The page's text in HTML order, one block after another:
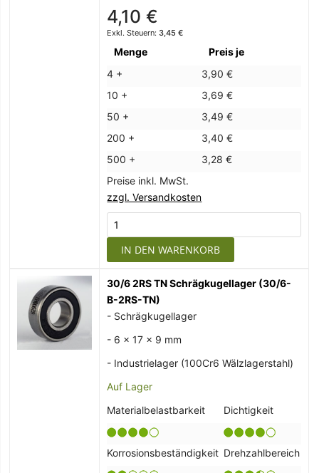
4,10 €
3,45 €
Menge
Preis je
4 +
3,90 €
10 +
3,69 €
50 +
3,49 €
200 +
3,40 €
500 +
3,28 €
Preise inkl. MwSt.
zzgl. Versandkosten
IN DEN WARENKORB
30/6 2RS TN Schrägkugellager (30/6-
B-2RS-TN)
- Schrägkugellager
- 6 x 17 x 9 mm
- Industrielager (100Cr6 Wälzlagerstahl)
Auf Lager
Materialbelastbarkeit
Dichtigkeit
Korrosionsbeständigkeit Drehzahlbereich